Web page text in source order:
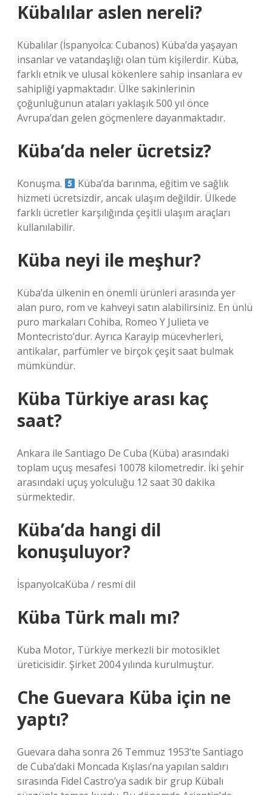
Kübalılar aslen nereli?
Kübalılar (İspanyolca: Cubanos) Küba’da yaşayan
insanlar ve vatandaşlığı olan tüm kişilerdir. Küba,
farklı etnik ve ulusal kökenlere sahip insanlara ev
sahipliği yapmaktadır. Ülke sakinlerinin
çoğunluğunun ataları yaklaşık 500 yıl önce
Avrupa’dan gelen göçmenlere dayanmaktadır.
Küba’da neler ücretsiz?
Konuşma.
Küba’da barınma, eğitim ve sağlık
hizmeti ücretsizdir, ancak ulaşım değildir. Ülkede
farklı ücretler karşılığında çeşitli ulaşım araçları
kullanılabilir.
Küba neyi ile meşhur?
Küba’da ülkenin en önemli ürünleri arasında yer
alan puro, rom ve kahveyi satın alabilirsiniz. En ünlü
puro markaları Cohiba, Romeo Y Julieta ve
Montecristo’dur. Ayrıca Karayip mücevherleri,
antikalar, parfümler ve birçok çeşit saat bulmak
mümkündür.
Küba Türkiye arası kaç
saat?
Ankara ile Santiago De Cuba (Küba) arasındaki
toplam uçuş mesafesi 10078 kilometredir. İki şehir
arasındaki uçuş yolculuğu 12 saat 30 dakika
sürmektedir.
Küba’da hangi dil
konuşuluyor?
İspanyolcaKüba / resmi dil
Küba Türk malı mı?
Kuba Motor, Türkiye merkezli bir motosiklet
üreticisidir. Şirket 2004 yılında kurulmuştur.
Che Guevara Küba için ne
yaptı?
Guevara daha sonra 26 Temmuz 1953’te Santiago
de Cuba’daki Moncada Kışlası’na yapılan saldırı
sırasında Fidel Castro’ya sadık bir grup Kübalı